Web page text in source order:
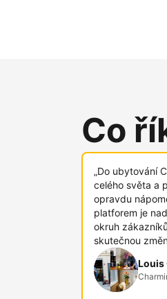
Co
„Do ubytování
celého světa a
opravdu
platforem je
okruh
skutečnou
Louis